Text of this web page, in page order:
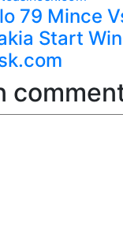
79 Mince
Start